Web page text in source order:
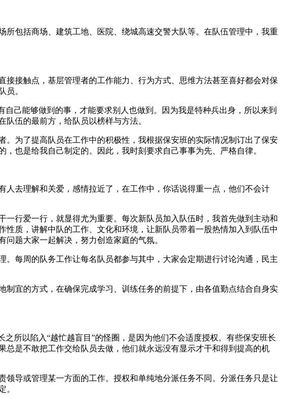
包括商场、建筑工地、医院、绕城高速交警大队等。在队伍管理中，我重
接触点，基层管理者的工作能力、行为方式、思维方法甚至喜好都会对保
员。
己能够做到的事，才能要求别人也做到。因为我是特种兵出身，所以来到
伍的最前方，给队员以榜样与方法。
为了提高队员在工作中的积极性，我根据保安班的实际情况制订出了保安
也是给我自己制定的。因此，我时刻要求自己事事为先、严格自律。
去理解和关爱，感情拉近了，在工作中，你话说得重一点，他们不会计
行爱一行，就显得尤为重要。每次新队员加入队伍时，我首先做到主动和
质，讲解中队的工作、文化和环境，让新队员带着一股热情加入到队伍中
题大家一起解决，努力创造家庭的气氛。
每周的队务工作让每名队员都参与其中，大家会定期进行讨论沟通，民主
宜的方式，在确保完成学习、训练任务的前提下，由各值勤点结合自身实
所以陷入“越忙越盲目”的怪圈，是因为他们不会适度授权。有些保安班长
是不敢把工作交给队员去做，他们就永远没有显示才干和得到提高的机
导或管理某一方面的工作。授权和单纯地分派任务不同。分派任务只是让
。